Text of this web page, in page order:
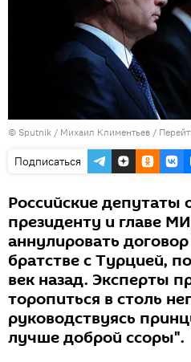
© Sputnik / Михаил Климентьев /
Подписаться
Российские депутаты
президенту и главе
аннулировать
братстве с Турцией,
век назад. Эксперты
торопиться в столь
руководствуясь
лучше доброй ссоры".